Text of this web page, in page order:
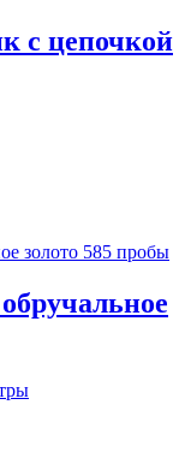
с цепочкой
Этот